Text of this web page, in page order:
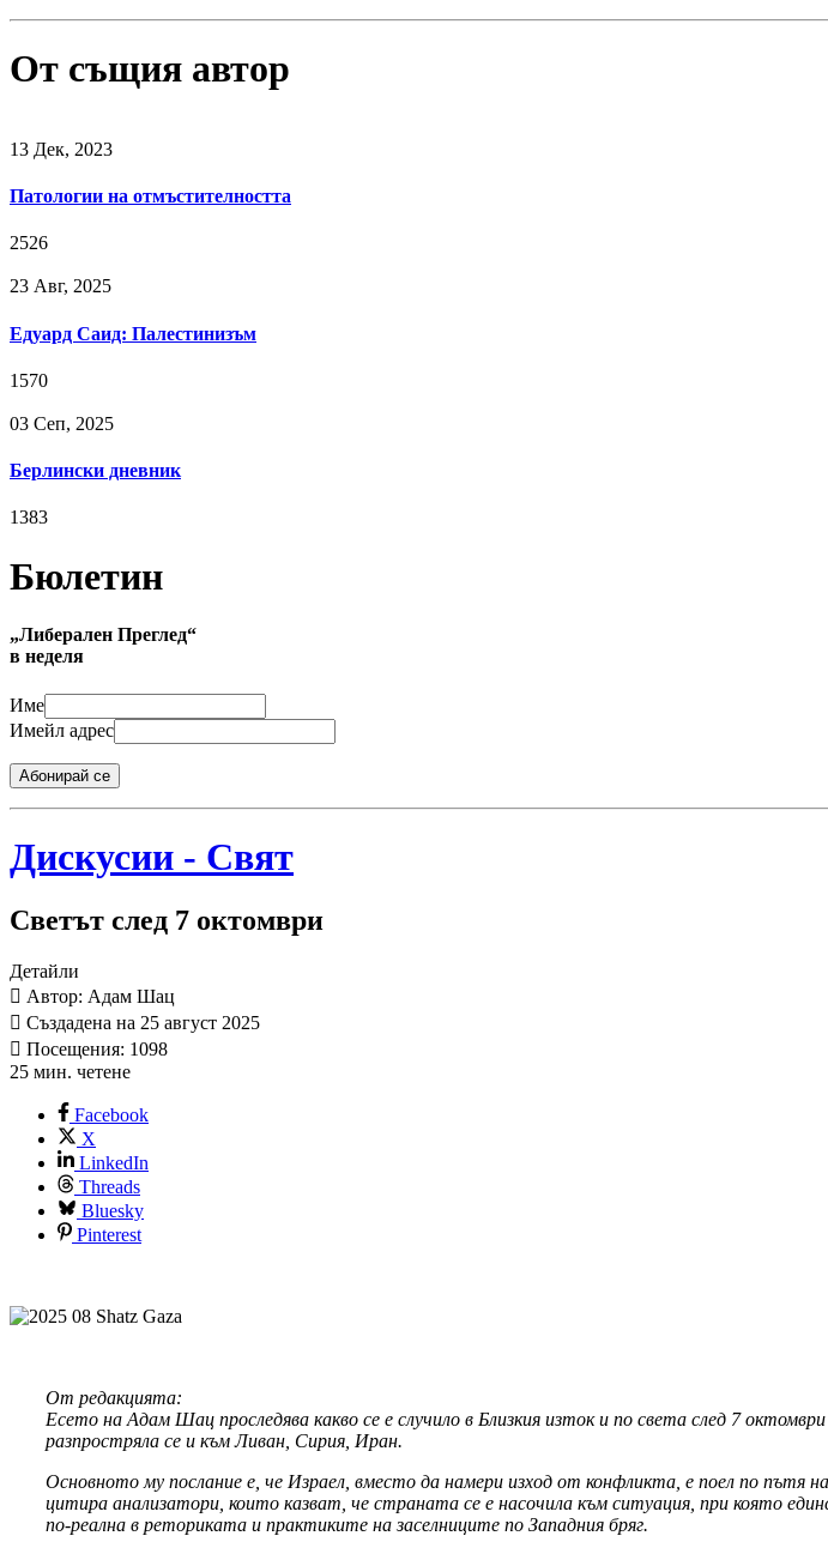
От същия автор
13 Дек, 2023
Патологии на отмъстителността
2526
23 Авг, 2025
Едуард Саид: Палестинизъм
1570
03 Сeп, 2025
Берлински дневник
1383
Бюлетин
„Либерален Преглед“
в неделя
Име
Имейл адрес
Абонирай се
Дискусии - Свят
Светът след 7 октомври
Детайли
Автор: Адам Шац
Създадена на 25 август 2025
Посещения: 1098
25 мин. четене
Facebook
X
LinkedIn
Threads
Bluesky
Pinterest
От редакцията:
Есето на Адам Шац проследява какво се е случило в Близкия изток и по света след 7
разпростряла се и към Ливан, Сирия, Иран.
Основното му послание е, че Израел, вместо да намери изход от конфликта, е поел по
цитира анализатори, които казват, че страната се е насочила към ситуация, при която
по-реална в реториката и практиките на заселниците по Западния бряг.